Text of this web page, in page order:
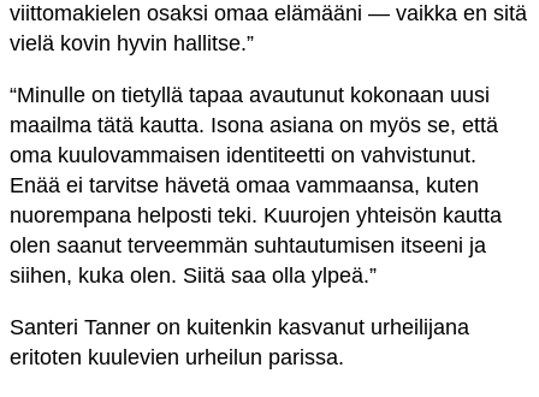
viittomakielen osaksi omaa elämääni — vaikka en sitä
vielä kovin hyvin hallitse.”
“Minulle on tietyllä tapaa avautunut kokonaan uusi
maailma tätä kautta. Isona asiana on myös se, että
oma kuulovammaisen identiteetti on vahvistunut.
Enää ei tarvitse hävetä omaa vammaansa, kuten
nuorempana helposti teki. Kuurojen yhteisön kautta
olen saanut terveemmän suhtautumisen itseeni ja
siihen, kuka olen. Siitä saa olla ylpeä.”
Santeri Tanner on kuitenkin kasvanut urheilijana
eritoten kuulevien urheilun parissa.